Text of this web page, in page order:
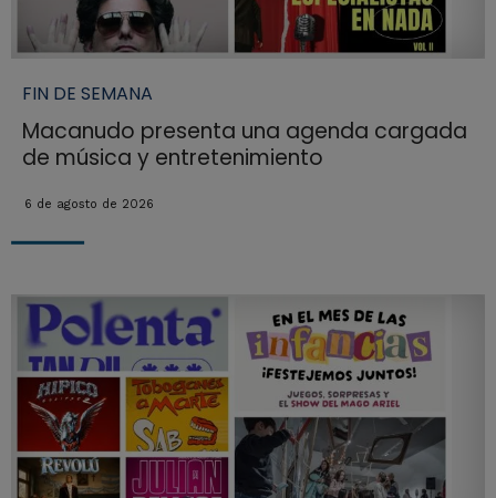
FIN DE SEMANA
Macanudo presenta una agenda cargada
de música y entretenimiento
6 de agosto de 2026